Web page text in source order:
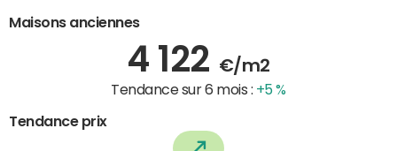
Maisons anciennes
4 122 €/m2
Tendance sur 6 mois : +5 %
Tendance prix